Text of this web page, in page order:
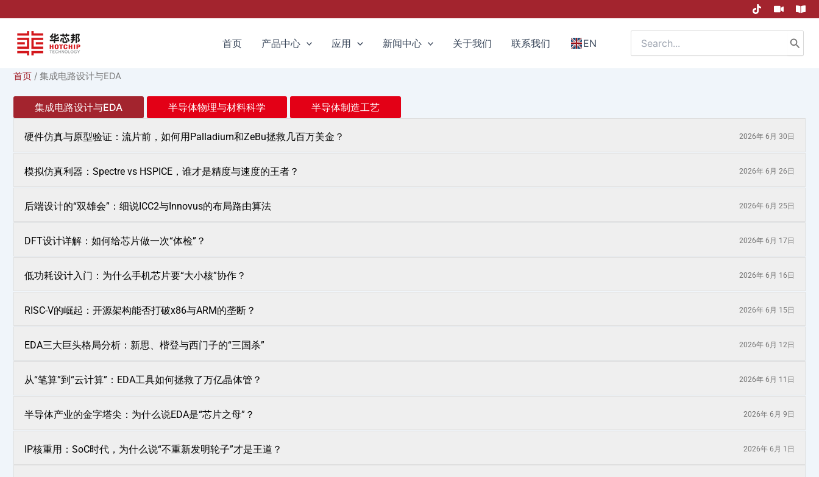
首页 产品中心 应用 新闻中心 关于我们 联系我们 EN
Search
for:
首页 / 集成电路设计与EDA
集成电路设计与EDA 半导体物理与材料科学 半导体制造工艺
硬件仿真与原型验证：流片前，如何用Palladium和ZeBu拯救几百万美金？ 2026年 6月 30日
模拟仿真利器：Spectre vs HSPICE，谁才是精度与速度的王者？ 2026年 6月 26日
后端设计的“双雄会”：细说ICC2与Innovus的布局路由算法 2026年 6月 25日
DFT设计详解：如何给芯片做一次“体检”？ 2026年 6月 17日
低功耗设计入门：为什么手机芯片要“大小核”协作？ 2026年 6月 16日
RISC-V的崛起：开源架构能否打破x86与ARM的垄断？ 2026年 6月 15日
EDA三大巨头格局分析：新思、楷登与西门子的“三国杀” 2026年 6月 12日
从“笔算”到“云计算”：EDA工具如何拯救了万亿晶体管？ 2026年 6月 11日
半导体产业的金字塔尖：为什么说EDA是“芯片之母”？ 2026年 6月 9日
IP核重用：SoC时代，为什么说“不重新发明轮子”才是王道？ 2026年 6月 1日